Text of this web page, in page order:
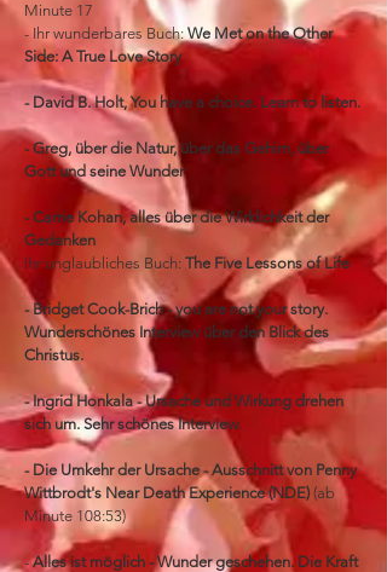
Minute 17
- Ihr wunderbares Buch:We Met on the Other
Side: A True Love Story
- David B. Holt, You have a choice. Learn to listen.
- Greg, über die Natur, über das Gehirn, über
Gott und seine Wunder
- Carrie Kohan, alles über die Wirklichkeit der
Gedanken
​Ihr unglaubliches Buch: The Five Lessons of Life
- Bridget Cook-Brich -you are not your story.
Wunderschönes Interview über den Blick des
Christus.
- Ingrid Honkala - Ursache und Wirkung drehen
sich um. Sehr schönes Interview.
- Die Umkehr der Ursache -Ausschnitt von Penny
Wittbrodt's Near Death Experience (NDE) (ab
Minute 108:53)
-Alles ist möglich - Wunder geschehen. Die Kraft